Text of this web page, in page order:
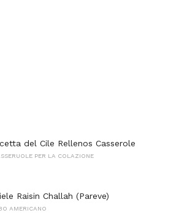
del Cile Rellenos Casserole
PER LA COLAZIONE
Raisin Challah (Pareve)
AMERICANO